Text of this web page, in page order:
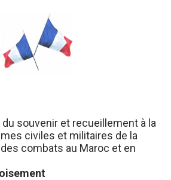
souvenir et recueillement à la
civiles et militaires de la
combats au Maroc et en